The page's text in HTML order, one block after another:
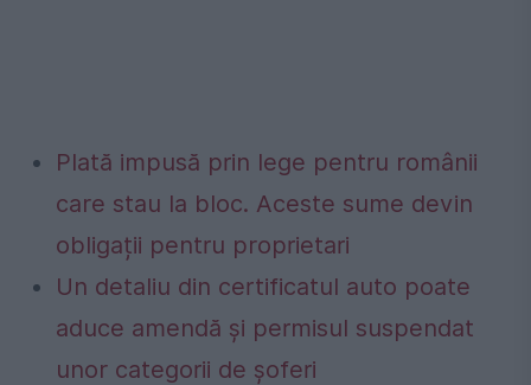
Plată impusă prin lege pentru românii
care stau la bloc. Aceste sume devin
obligații pentru proprietari
Un detaliu din certificatul auto poate
aduce amendă și permisul suspendat
unor categorii de șoferi